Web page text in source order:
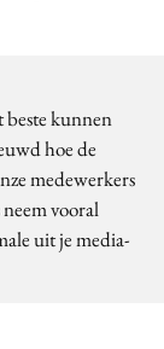
beste kunnen
hoe de
medewerkers
neem vooral
uit je media-